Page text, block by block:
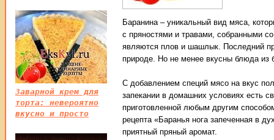
Баранина – уникальный вид мяса,
с пряностями и травами, собранными
являются плов и шашлык. Последний
природе. Но не менее вкусны блюда из
С добавлением специй мясо на вкус
запекании в домашних условиях есть
приготовленной любым другим
рецепта «Баранья нога запеченная в
приятный пряный аромат.
Заварной крем для
торта: невероятно
вкусно и просто